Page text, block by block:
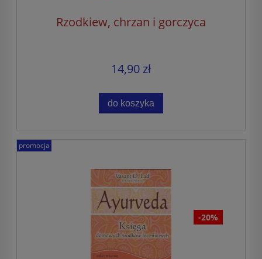
Rzodkiew, chrzan i gorczyca
14,90 zł
do koszyka
-20%
promocja